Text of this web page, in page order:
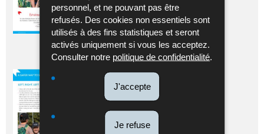
personnel, et ne pouvant pas être
refusés. Des cookies non essentiels sont
utilisés à des fins statistiques et seront
activés uniquement si vous les acceptez.
Consulter notre politique de confidentialité
J'accepte
Je refuse
A SAFER WAY TO SCHOOL
Anglais
TÉLÉCHARGER